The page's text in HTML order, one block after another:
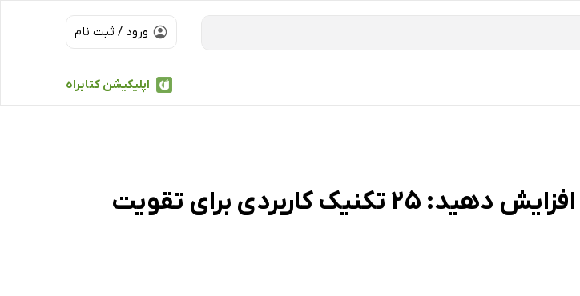
ورود / ثبت نام
اپلیکیشن کتابراه
کتاب هوش خود را افزایش دهید: 25 تکنیک کاربردی برای تقویت